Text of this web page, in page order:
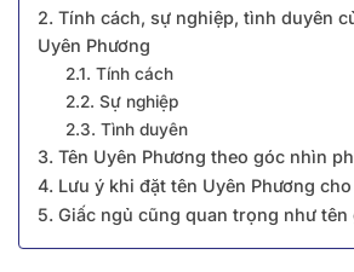
2. Tính cách, sự nghiệp, tình duyên
Uyên Phương
2.1. Tính cách
2.2. Sự nghiệp
2.3. Tình duyên
3. Tên Uyên Phương theo góc nhìn
4. Lưu ý khi đặt tên Uyên Phương
5. Giấc ngủ cũng quan trọng như tên